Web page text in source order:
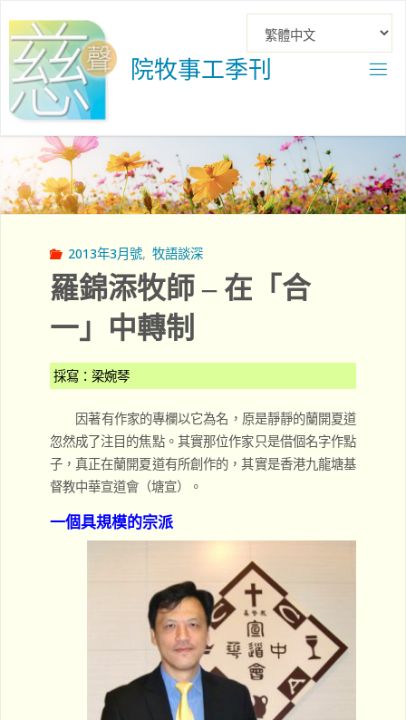
to
content
院牧事工季刊
2013年3月號, 牧語談深
羅錦添牧師 – 在「合
一」中轉制
採寫：梁婉琴
因著有作家的專欄以它為名，原是靜靜的蘭開夏道
忽然成了注目的焦點。其實那位作家只是借個名字作點
子，真正在蘭開夏道有所創作的，其實是香港九龍塘基
督教中華宣道會（塘宣）。
一個具規模的宗派